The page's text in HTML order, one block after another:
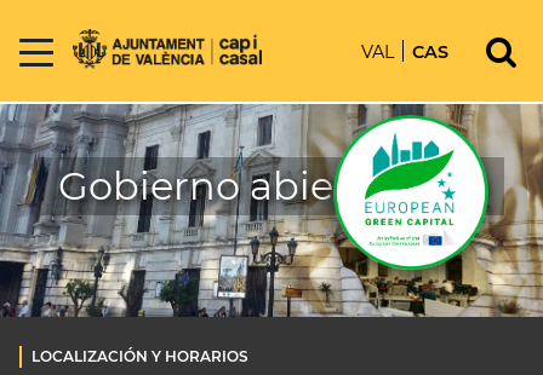
VAL CAS
Gobierno abierto OLD
LOCALIZACIÓN Y HORARIOS